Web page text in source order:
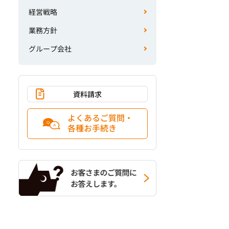
経営戦略
業務方針
グループ会社
資料請求
よくあるご質問・
各種お手続き